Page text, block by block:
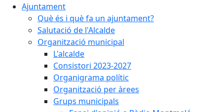
Ajuntament
Què és i què fa un ajuntament?
Salutació de l'Alcalde
Organització municipal
L'alcalde
Consistori 2023-2027
Organigrama polític
Organització per àrees
Grups municipals